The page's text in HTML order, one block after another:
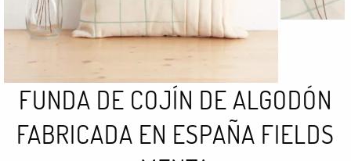
FUNDA DE COJÍN DE ALGODÓN
FABRICADA EN ESPAÑA FIELDS